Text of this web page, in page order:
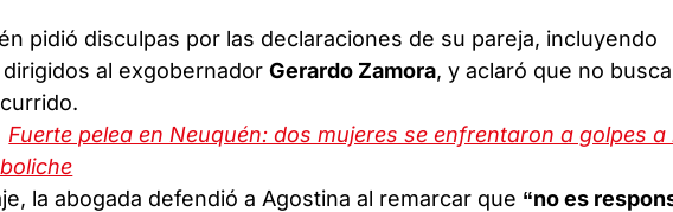
pidió disculpas por las declaraciones de su pareja, incluyendo
al exgobernadorGerardo Zamora, y aclaró que no
Fuerte pelea en Neuquén: dos mujeres se enfrentaron a golpes a
la abogada defendió a Agostina al remarcar que “no es